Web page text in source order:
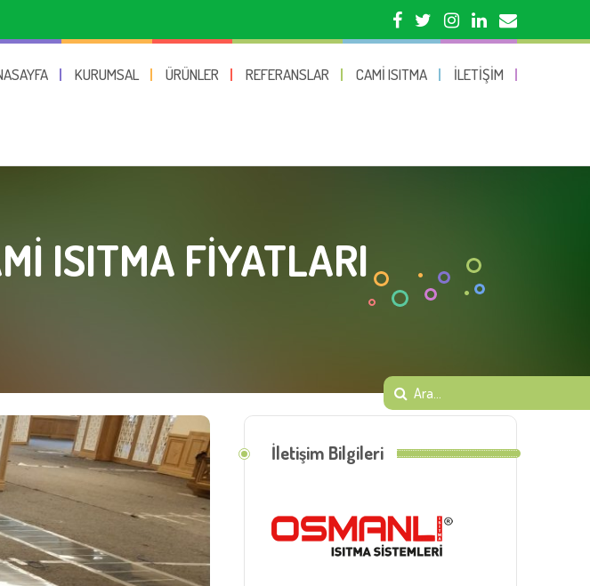
KURUMSAL ÜRÜNLER REFERANSLAR CAMI ISITMA İLETIŞIM
ISITMA FIYATLARI
İletişim Bilgileri